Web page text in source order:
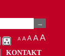
A A A AA
KONTAKT